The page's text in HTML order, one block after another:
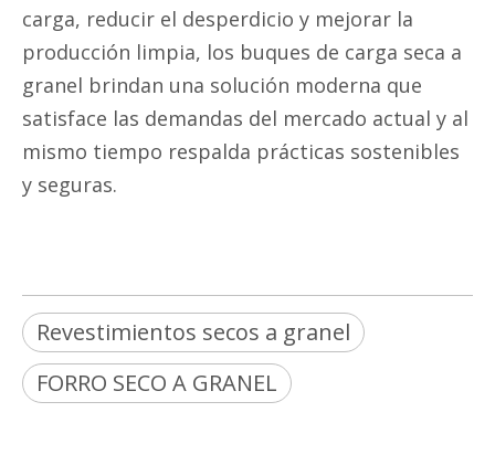
carga, reducir el desperdicio y mejorar la
producción limpia, los buques de carga seca a
granel brindan una solución moderna que
satisface las demandas del mercado actual y al
mismo tiempo respalda prácticas sostenibles
y seguras.
Revestimientos secos a granel
FORRO SECO A GRANEL